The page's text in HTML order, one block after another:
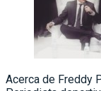
Acerca de Freddy